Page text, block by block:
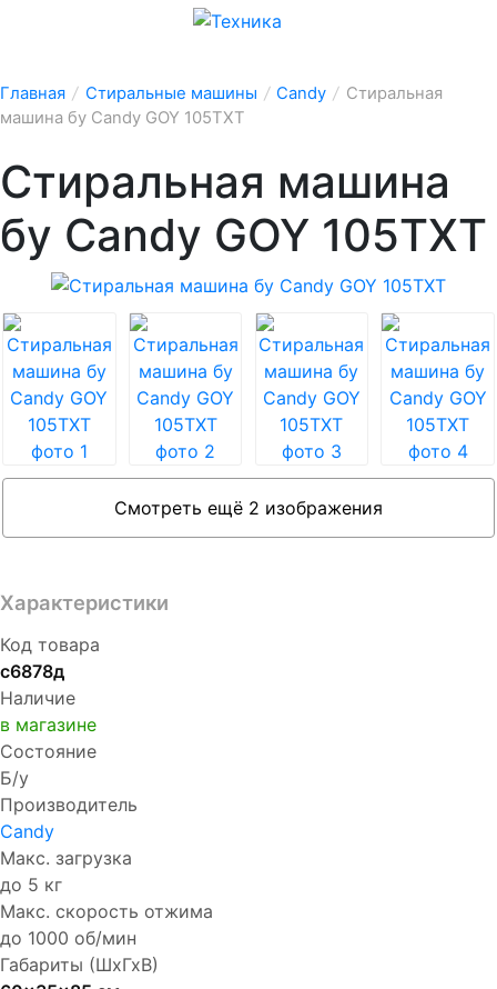
Главная / Стиральные машины / Candy / Стиральная
машина бу Candy GOY 105TXT
Стиральная машина
бу Candy GOY 105TXT
Смотреть ещё 2 изображения
Характеристики
Код товара
с6878д
Наличие
в магазине
Состояние
Б/у
Производитель
Candy
Макс. загрузка
до 5 кг
Макс. скорость отжима
до 1000 об/мин
Габариты (ШхГхВ)